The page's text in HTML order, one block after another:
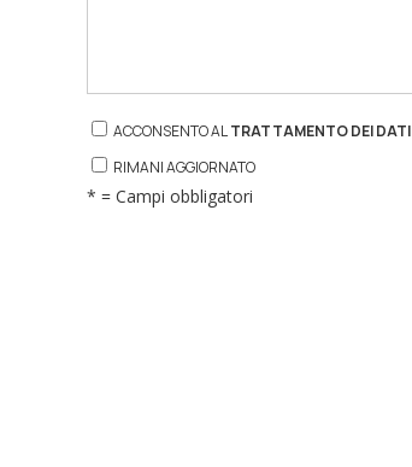
ACCONSENTO ALTRATTAMENTO DEI DATI
RIMANI AGGIORNATO
* = Campi obbligatori